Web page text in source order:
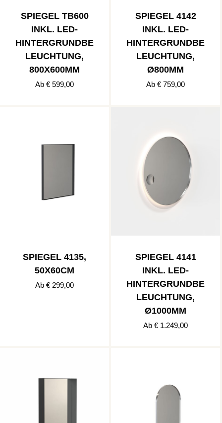
SPIEGEL TB600
INKL. LED-
HINTERGRUNDBE
LEUCHTUNG,
800X600MM
Ab € 599,00
SPIEGEL 4142
INKL. LED-
HINTERGRUNDBE
LEUCHTUNG,
Ø800MM
Ab € 759,00
SPIEGEL 4135,
50X60CM
Ab € 299,00
SPIEGEL 4141
INKL. LED-
HINTERGRUNDBE
LEUCHTUNG,
Ø1000MM
Ab € 1.249,00